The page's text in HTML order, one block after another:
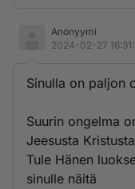
Anonyymi
2024-02-27
Sinulla on paljon
Suurin ongelma
Jeesusta
Tule Hänen
sinulle näitä